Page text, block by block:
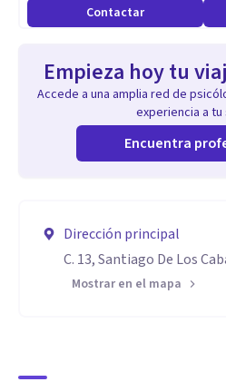
Contactar
Empieza hoy tu
Accede a una amplia red de
experiencia a
Encuentra
Dirección principal
C. 13, Santiago De Los
Mostrar en el mapa